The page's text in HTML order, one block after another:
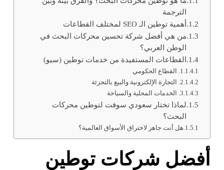
الترجمة
أهمية توطين الـ SEO لمختلف القطاعات
من هي أفضل شركة تحسين محركات البحث في
الوطن العربي؟
القطاعات المستفيدة من خدمات توطين (سيو)
1. القطاع الحكومي
2. التجارة الإلكترونية والبيع بالتجزئة
3. الخدمات المحلية والسياحة
لماذا تختار سعودي سوفت لتوطين محركات
البحث؟
هل أنت جاهز لاختراق الأسواق العالمية؟
أفضل شركات توطين